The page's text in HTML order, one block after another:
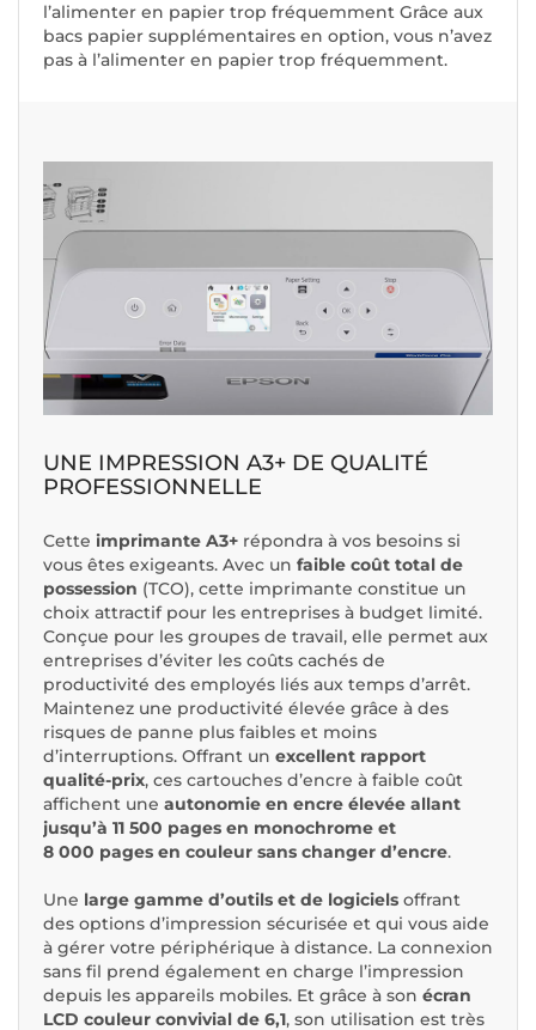
l’alimenter en papier trop fréquemment Grâce aux
bacs papier supplémentaires en option, vous n’avez
pas à l’alimenter en papier trop fréquemment.
UNE IMPRESSION A3+ DE QUALITÉ
PROFESSIONNELLE
Cette imprimante A3+ répondra à vos besoins si
vous êtes exigeants. Avec un faible coût total de
possession (TCO), cette imprimante constitue un
choix attractif pour les entreprises à budget limité.
Conçue pour les groupes de travail, elle permet aux
entreprises d’éviter les coûts cachés de
productivité des employés liés aux temps d’arrêt.
Maintenez une productivité élevée grâce à des
risques de panne plus faibles et moins
d’interruptions. Offrant un excellent rapport
qualité-prix, ces cartouches d’encre à faible coût
affichent une autonomie en encre élevée allant
jusqu’à 11 500 pages en monochrome et
8 000 pages en couleur sans changer d’encre.
Une large gamme d’outils et de logiciels offrant
des options d’impression sécurisée et qui vous aide
à gérer votre périphérique à distance. La connexion
sans fil prend également en charge l’impression
depuis les appareils mobiles. Et grâce à son écran
LCD couleur convivial de 6,1, son utilisation est très